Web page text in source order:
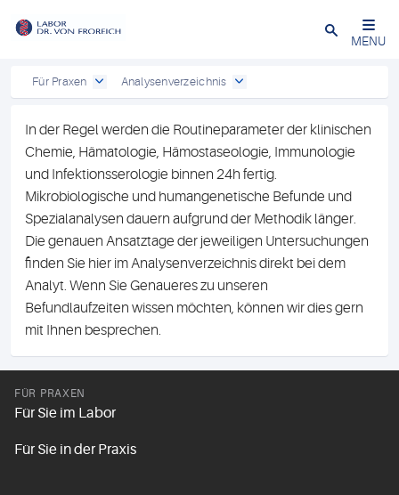
Close
MENU
Für Praxen Analysenverzeichnis
In der Regel werden die Routineparameter der klinischen
Chemie, Hämatologie, Hämostaseologie, Immunologie
und Infektionsserologie binnen 24h fertig.
Mikrobiologische und humangenetische Befunde und
Spezialanalysen dauern aufgrund der Methodik länger.
Die genauen Ansatztage der jeweiligen Untersuchungen
finden Sie hier im Analysenverzeichnis direkt bei dem
Analyt. Wenn Sie Genaueres zu unseren
Befundlaufzeiten wissen möchten, können wir dies gern
mit Ihnen besprechen.
FÜR PRAXEN
Für Sie im Labor
Für Sie in der Praxis